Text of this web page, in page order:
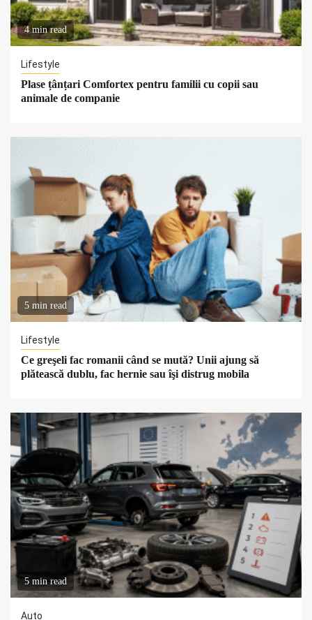
4 min read
Lifestyle
Plase țânțari Comfortex pentru familii cu copii sau
animale de companie
5 min read
Lifestyle
Ce greşeli fac romanii când se mută? Unii ajung să
plătească dublu, fac hernie sau îşi distrug mobila
5 min read
Auto